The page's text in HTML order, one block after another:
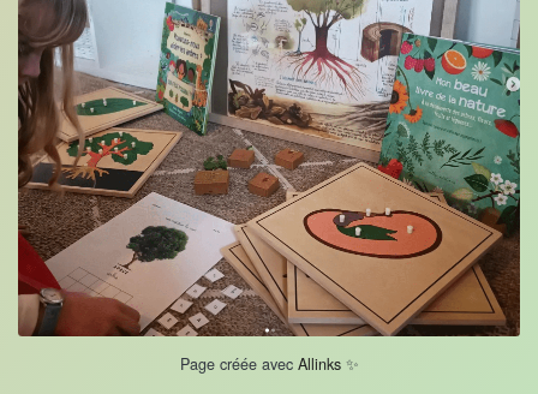
Page créée avec Allinks✨